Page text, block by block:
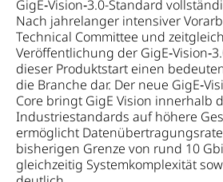
GigE‑Vision‑3.0-Standard
Nach jahrelanger intensiver
Technical Committee und
Veröffentlichung der
dieser Produktstart einen
die Branche dar. Der neue
Core bringt GigE Vision innerhalb
Industriestandards auf höhere
ermöglicht
bisherigen Grenze von rund 10
gleichzeitig Systemkomplexität